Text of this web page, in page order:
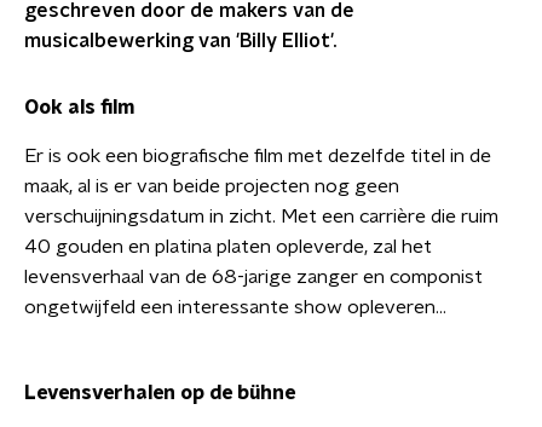
geschreven door de makers van de
musicalbewerking van 'Billy Elliot'.
Ook als film
Er is ook een biografische film met dezelfde titel in de
maak, al is er van beide projecten nog geen
verschuijningsdatum in zicht. Met een carrière die ruim
40 gouden en platina platen opleverde, zal het
levensverhaal van de 68-jarige zanger en componist
ongetwijfeld een interessante show opleveren...
Levensverhalen op de bühne